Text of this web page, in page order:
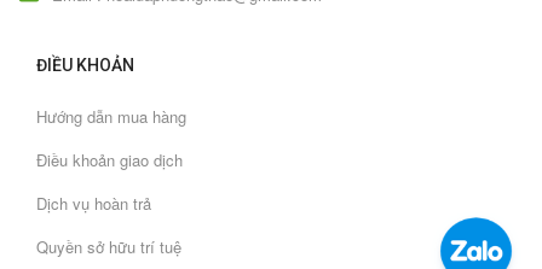
ĐIỀU KHOẢN
Hướng dẫn mua hàng
Điều khoản giao dịch
Dịch vụ hoàn trả
Quyền sở hữu trí tuệ